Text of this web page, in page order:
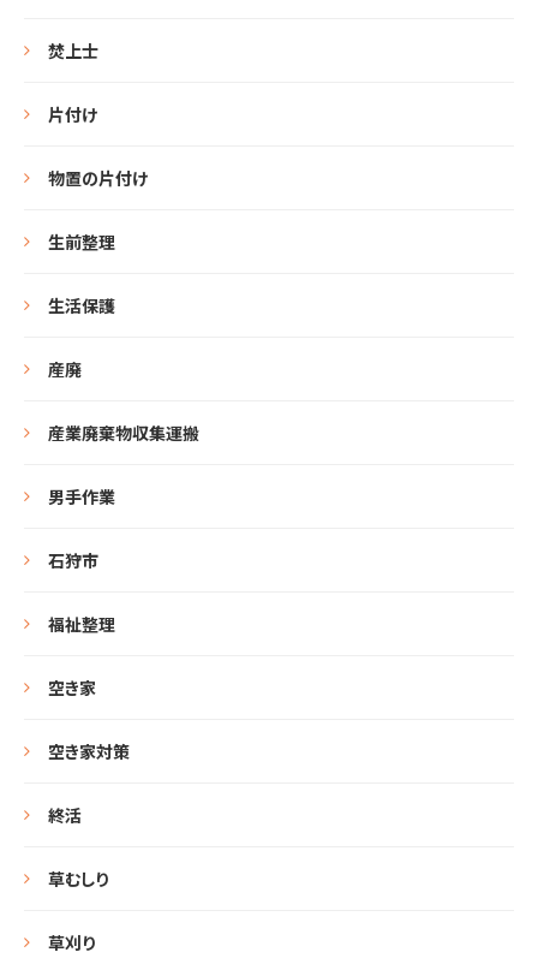
焚上士
片付け
物置の片付け
生前整理
生活保護
産廃
産業廃棄物収集運搬
男手作業
石狩市
福祉整理
空き家
空き家対策
終活
草むしり
草刈り